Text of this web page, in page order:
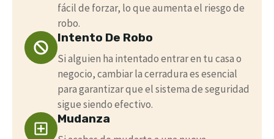
fácil de forzar, lo que aumenta el riesgo de
robo.
Intento De Robo
Si alguien ha intentado entrar en tu casa o
negocio, cambiar la cerradura es esencial
para garantizar que el sistema de seguridad
sigue siendo efectivo.
Mudanza